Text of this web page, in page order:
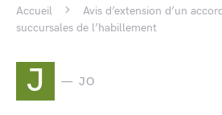
Accueil
Avis d’extension d’un
succursales de l’habillement
J JO